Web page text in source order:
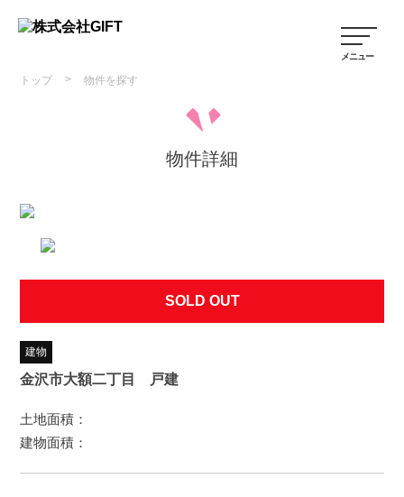
トップ > 物件を探す
物件詳細
SOLD OUT
建物
金沢市大額二丁目 戸建
土地面積：
建物面積：